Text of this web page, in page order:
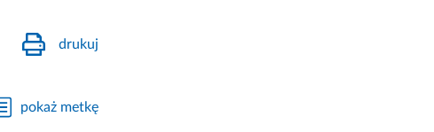
drukuj
pokaż metkę